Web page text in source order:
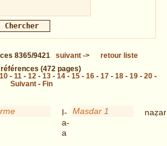
8365/9421 suivant->
retour liste
références (472 pages)
10- 11- 12- 13- 14- 15- 16- 17- 18- 19- 20-
Suivant - Fin
I-
a-
a
Masdar 1 naẓar